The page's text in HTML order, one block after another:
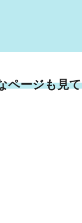
ページも見